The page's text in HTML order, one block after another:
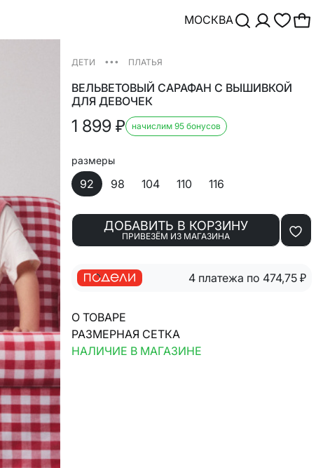
МОСКВА
ДЕТИ ••• ПЛАТЬЯ
ВЕЛЬВЕТОВЫЙ САРАФАН С ВЫШИВКОЙ
ДЛЯ ДЕВОЧЕК
1 899 ₽ начислим 95 бонусов
размеры
92 98 104 110 116
ДОБАВИТЬ В КОРЗИНУ
ПРИВЕЗЁМ ИЗ МАГАЗИНА
4 платежа по 474,75 ₽
О ТОВАРЕ
РАЗМЕРНАЯ СЕТКА
НАЛИЧИЕ В МАГАЗИНЕ